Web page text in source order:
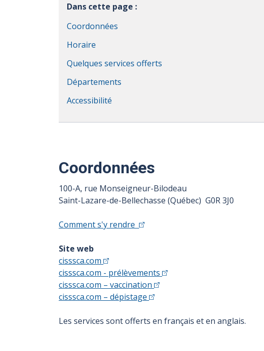
Dans cette page :
Coordonnées
Horaire
Quelques services offerts
Départements
Accessibilité
Coordonnées
100-A, rue Monseigneur-Bilodeau
Saint-Lazare-de-Bellechasse (Québec) G0R 3J0
Comment s'y rendre
Site web
cisssca.com
cisssca.com - prélèvements
cisssca.com – vaccination
cisssca.com – dépistage
Les services sont offerts en français et en anglais.